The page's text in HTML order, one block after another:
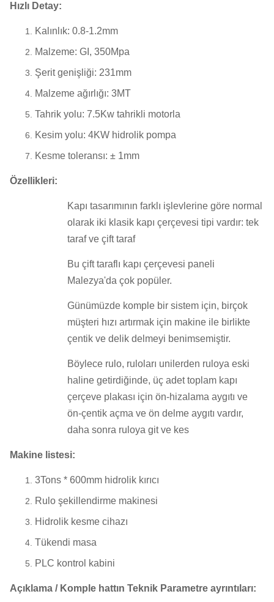
Hızlı Detay:
Kalınlık: 0.8-1.2mm
Malzeme: GI, 350Mpa
Şerit genişliği: 231mm
Malzeme ağırlığı: 3MT
Tahrik yolu: 7.5Kw tahrikli motorla
Kesim yolu: 4KW hidrolik pompa
Kesme toleransı: ± 1mm
Özellikleri:
Kapı tasarımının farklı işlevlerine göre normal
olarak iki klasik kapı çerçevesi tipi vardır: tek
taraf ve çift taraf
Bu çift taraflı kapı çerçevesi paneli
Malezya'da çok popüler.
Günümüzde komple bir sistem için, birçok
müşteri hızı artırmak için makine ile birlikte
çentik ve delik delmeyi benimsemiştir.
Böylece rulo, ruloları unilerden ruloya eski
haline getirdiğinde, üç adet toplam kapı
çerçeve plakası için ön-hizalama aygıtı ve
ön-çentik açma ve ön delme aygıtı vardır,
daha sonra ruloya git ve kes
Makine listesi:
3Tons * 600mm hidrolik kırıcı
Rulo şekillendirme makinesi
Hidrolik kesme cihazı
Tükendi masa
PLC kontrol kabini
Açıklama / Komple hattın Teknik Parametre ayrıntıları: